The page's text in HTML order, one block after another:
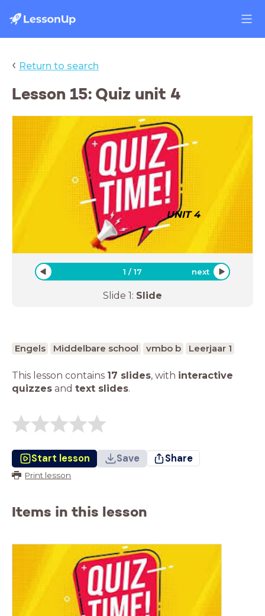
‹ Return to search
Lesson 15: Quiz unit 4
UNIT 4
1 /17 next
Slide 1: Slide
Engels Middelbare school vmbo b Leerjaar 1
This lesson contains 17 slides, with interactive
quizzes and text slides.
Start lesson Save Share
Print lesson
Items in this lesson